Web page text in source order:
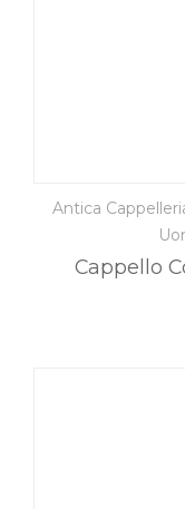
Antica
Cappello